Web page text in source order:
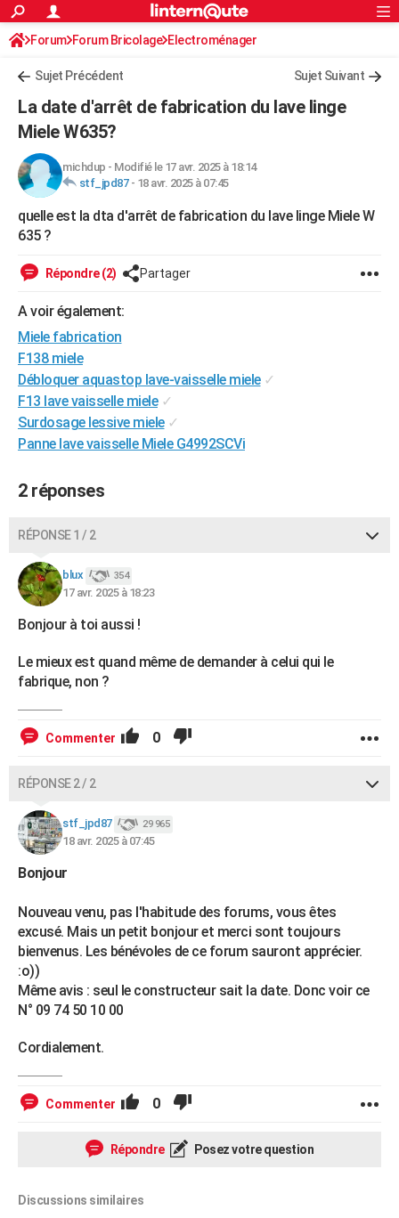
ACTUALITÉS
Politique
Société
Faits Divers
Education
Monde
Villes
+
Programme TV
TNTStreaming
Cinéma
Sorties cinéma
Musique
+FINANCE
Retraite
Impôts
Epargne
Immobilier
Risques naturels par ville
Banque
Assurance
Crédit
AUTO
Essais
Réserver un essai
Citadines
Berlines
SUV
Forum auto
HIGH-TECH
Mobiles
Meilleur smartphone
Internet
Ordinateurs
Jeux vidéo
Guide high-tech
+BRICOLAGE
Forum
Aménagement intérieur
Extérieur
Cuisine
Salle de bains
Jardinage
Rangement
WEEK-END
Guides de France
Escapades
Patrimoine
Expositions
Musées
Week-end nature
+
LIFESTYLE
Art de vivre
Bien-être
Loisirs
Mode
Modes de vie
SANTE
Alimentation
Guide de la santé
Maladies
Médicaments
Sommeil
VOYAGE
Destinations
City break
Voyage nature
Voyage de noces
Forum
Climat
+PHOTO
BONS PLANS
CARTE DE VOEUX
Carte de Noël
Carte Bonne année
Carte Saint-Valentin
Carte Pâques
Carte d'anniversaire
DICTIONNAIRE
Dictionnaire
Biographies
Citations
Expressions
Proverbes
PROGRAMME TV
COPAINS D'AVANT
S'inscrire
Se connecter
Lycées
Collèges
Primaires
Universités
Entreprises
Service militaire
Avis de recherche
AVIS DE DÉCÈS
FORUM
Bricolage
Lifestyle
Culture
Sport
Auto
Television
Voyage
Cinema
S'inscrire
Connexion
Forum Forum Bricolage Electroménager
Sujet Précédent Sujet Suivant
La date d'arrêt de fabrication du lave linge
Miele W635?
michdup - Modifié le 17 avr. 2025 à 18:14
stf_jpd87- 18 avr. 2025 à 07:45
quelle est la dta d'arrêt de fabrication du lave linge Miele W
635 ?
Répondre (2) Partager
A voir également:
Miele fabrication
F138 miele
Débloquer aquastop lave-vaisselle miele ✓
F13 lave vaisselle miele ✓
Surdosage lessive miele ✓
Panne lave vaisselle Miele G4992SCVi
2 réponses
RÉPONSE 1 / 2
blux 354
17 avr. 2025 à 18:23
Bonjour à toi aussi !
Le mieux est quand même de demander à celui qui le
fabrique, non ?
Commenter 0
RÉPONSE 2 / 2
stf_jpd87 29 965
18 avr. 2025 à 07:45
Bonjour
Nouveau venu, pas l'habitude des forums, vous êtes
excusé. Mais un petit bonjour et merci sont toujours
bienvenus. Les bénévoles de ce forum sauront apprécier.
:o))
Même avis : seul le constructeur sait la date. Donc voir ce
N° 09 74 50 10 00
Cordialement.
Commenter 0
Répondre Posez votre question
Discussions similaires